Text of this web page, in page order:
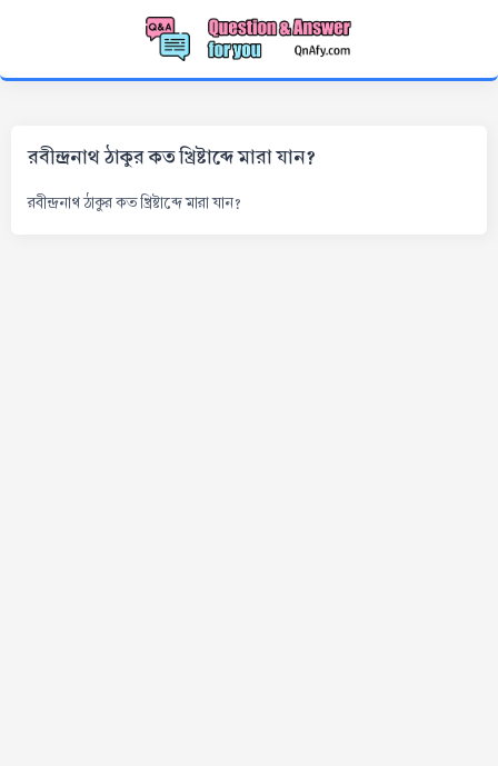
রবীন্দ্রনাথ ঠাকুর কত খ্রিষ্টাব্দে মারা যান?
রবীন্দ্রনাথ ঠাকুর কত খ্রিষ্টাব্দে মারা যান?